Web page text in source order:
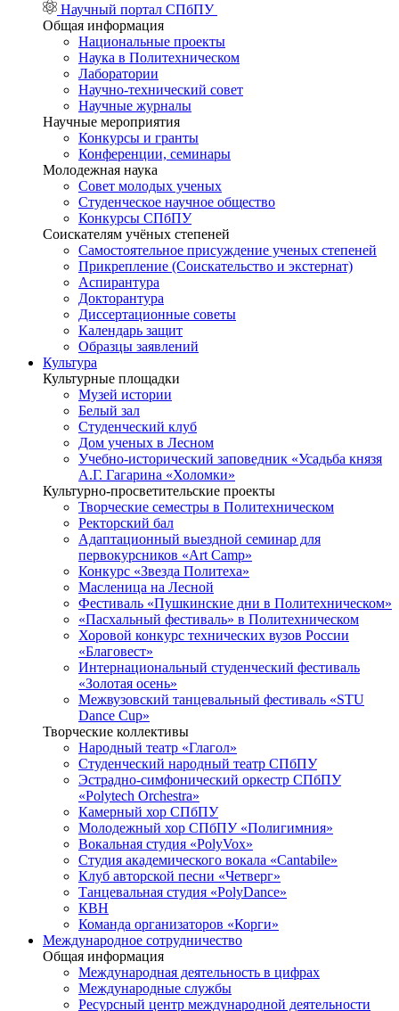
Научный портал СПбПУ
Общая информация
Национальные проекты
Наука в Политехническом
Лаборатории
Научно-технический совет
Научные журналы
Научные мероприятия
Конкурсы и гранты
Конференции, семинары
Молодежная наука
Совет молодых ученых
Студенческое научное общество
Конкурсы СПбПУ
Соискателям учёных степеней
Самостоятельное присуждение ученых степеней
Прикрепление (Соискательство и экстернат)
Аспирантура
Докторантура
Диссертационные советы
Календарь защит
Образцы заявлений
Культура
Культурные площадки
Музей истории
Белый зал
Студенческий клуб
Дом ученых в Лесном
Учебно-исторический заповедник «Усадьба князя
А.Г. Гагарина «Холомки»
Культурно-просветительские проекты
Творческие семестры в Политехническом
Ректорский бал
Адаптационный выездной семинар для
первокурсников «Art Camp»
Конкурс «Звезда Политеха»
Масленица на Лесной
Фестиваль «Пушкинские дни в Политехническом»
«Пасхальный фестиваль» в Политехническом
Хоровой конкурс технических вузов России
«Благовест»
Интернациональный студенческий фестиваль
«Золотая осень»
Межвузовский танцевальный фестиваль «STU
Dance Cup»
Творческие коллективы
Народный театр «Глагол»
Студенческий народный театр СПбПУ
Эстрадно-симфонический оркестр СПбПУ
«Polytech Orchestra»
Камерный хор СПбПУ
Молодежный хор СПбПУ «Полигимния»
Вокальная студия «PolyVox»
Студия академического вокала «Cantabile»
Клуб авторской песни «Четверг»
Танцевальная студия «PolyDance»
КВН
Команда организаторов «Корги»
Международное сотрудничество
Общая информация
Международная деятельность в цифрах
Международные службы
Ресурсный центр международной деятельности